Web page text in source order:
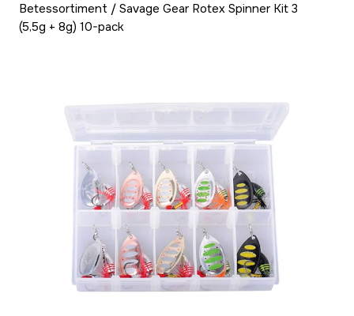
Betessortiment / Savage Gear Rotex Spinner Kit 3
(5,5g + 8g) 10-pack